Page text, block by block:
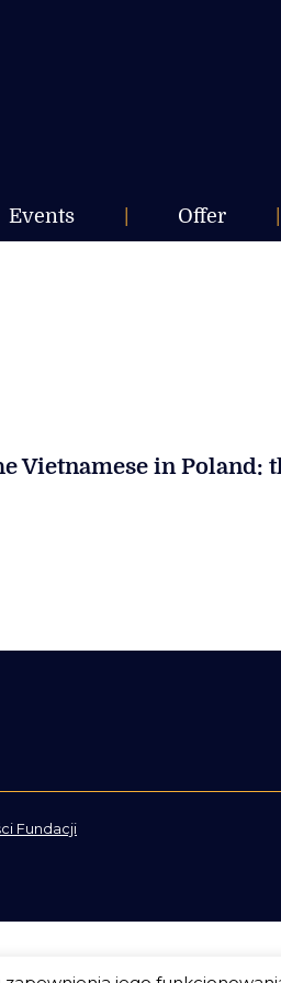
Events Offer
Vietnamese in Poland:
Fundacji